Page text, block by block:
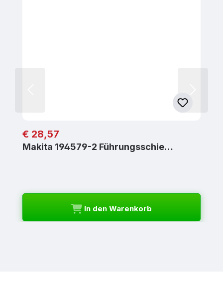
Regulärer Preis:
€ 28,57
Makita 194579-2 Führungsschie…
In den Warenkorb